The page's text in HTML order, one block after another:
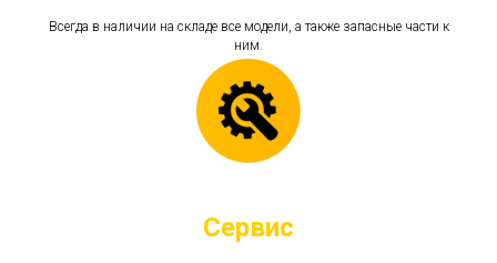
Всегда в наличии на складе все модели, а также запасные части к
ним.
Сервис